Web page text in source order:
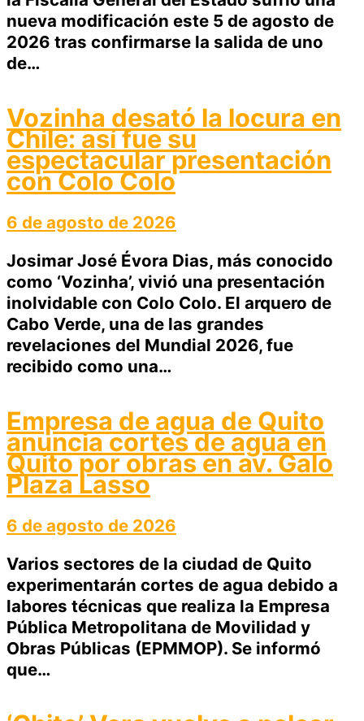
nueva modificación este 5 de agosto de
2026 tras confirmarse la salida de uno
de…
Vozinha desató la locura en
Chile: así fue su
espectacular presentación
con Colo Colo
6 de agosto de 2026
Josimar José Évora Dias, más conocido
como ‘Vozinha’, vivió una presentación
inolvidable con Colo Colo. El arquero de
Cabo Verde, una de las grandes
revelaciones del Mundial 2026, fue
recibido como una…
Empresa de agua de Quito
anuncia cortes de agua en
Quito por obras en av. Galo
Plaza Lasso
6 de agosto de 2026
Varios sectores de la ciudad de Quito
experimentarán cortes de agua debido a
labores técnicas que realiza la Empresa
Pública Metropolitana de Movilidad y
Obras Públicas (EPMMOP). Se informó
que…